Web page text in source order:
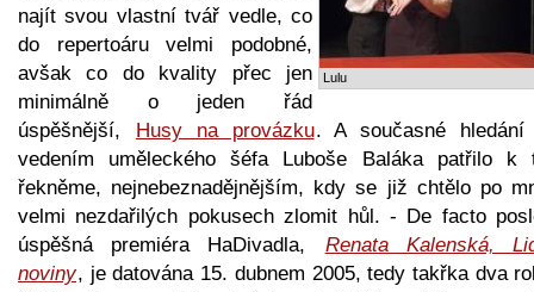
Lulu
najít svou vlastní tvář vedle, co
do repertoáru velmi podobné,
avšak co do kvality přec jen
minimálně o jeden řád
úspěšnější,
Husy na provázku. A současné hledání
vedením uměleckého šéfa Luboše Baláka patřilo k
řekněme, nejnebeznadějnějším, kdy se již chtělo po
velmi nezdařilých pokusech zlomit hůl. - De facto
úspěšná premiéra HaDivadla, Renata Kalenská,
noviny, je datována 15. dubnem 2005, tedy takřka dva